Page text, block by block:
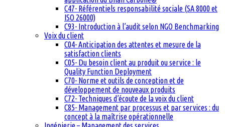
C47- Référentiels responsabilité sociale (SA 8000 et
ISO 26000)
C93- Introduction à l’audit selon NGO Benchmarking
Voix du client
C04- Anticipation des attentes et mesure de la
satisfaction clients
C05- Du besoin client au produit ou service : le
Quality Function Deployment
C70- Norme et outils de conception et de
développement de nouveaux produits
C72- Techniques d’écoute de la voix du client
C85- Management par processus et par services : du
concept à la maîtrise opérationnelle